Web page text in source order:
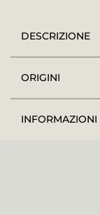
DESCRIZIONE
ORIGINI
INFORMAZIONI